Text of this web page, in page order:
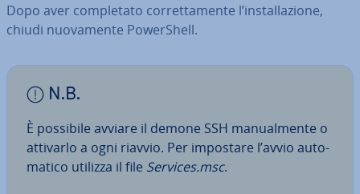
Dopo aver com­ple­ta­to cor­ret­ta­men­te l’in­stal­la­zio­ne,
chiudi nuo­va­men­te Po­wer­Shell.
N.B.
È possibile avviare il demone SSH ma­nual­men­te o
attivarlo a ogni riavvio. Per impostare l’avvio au­to­
ma­ti­co utilizza il file Services.msc.